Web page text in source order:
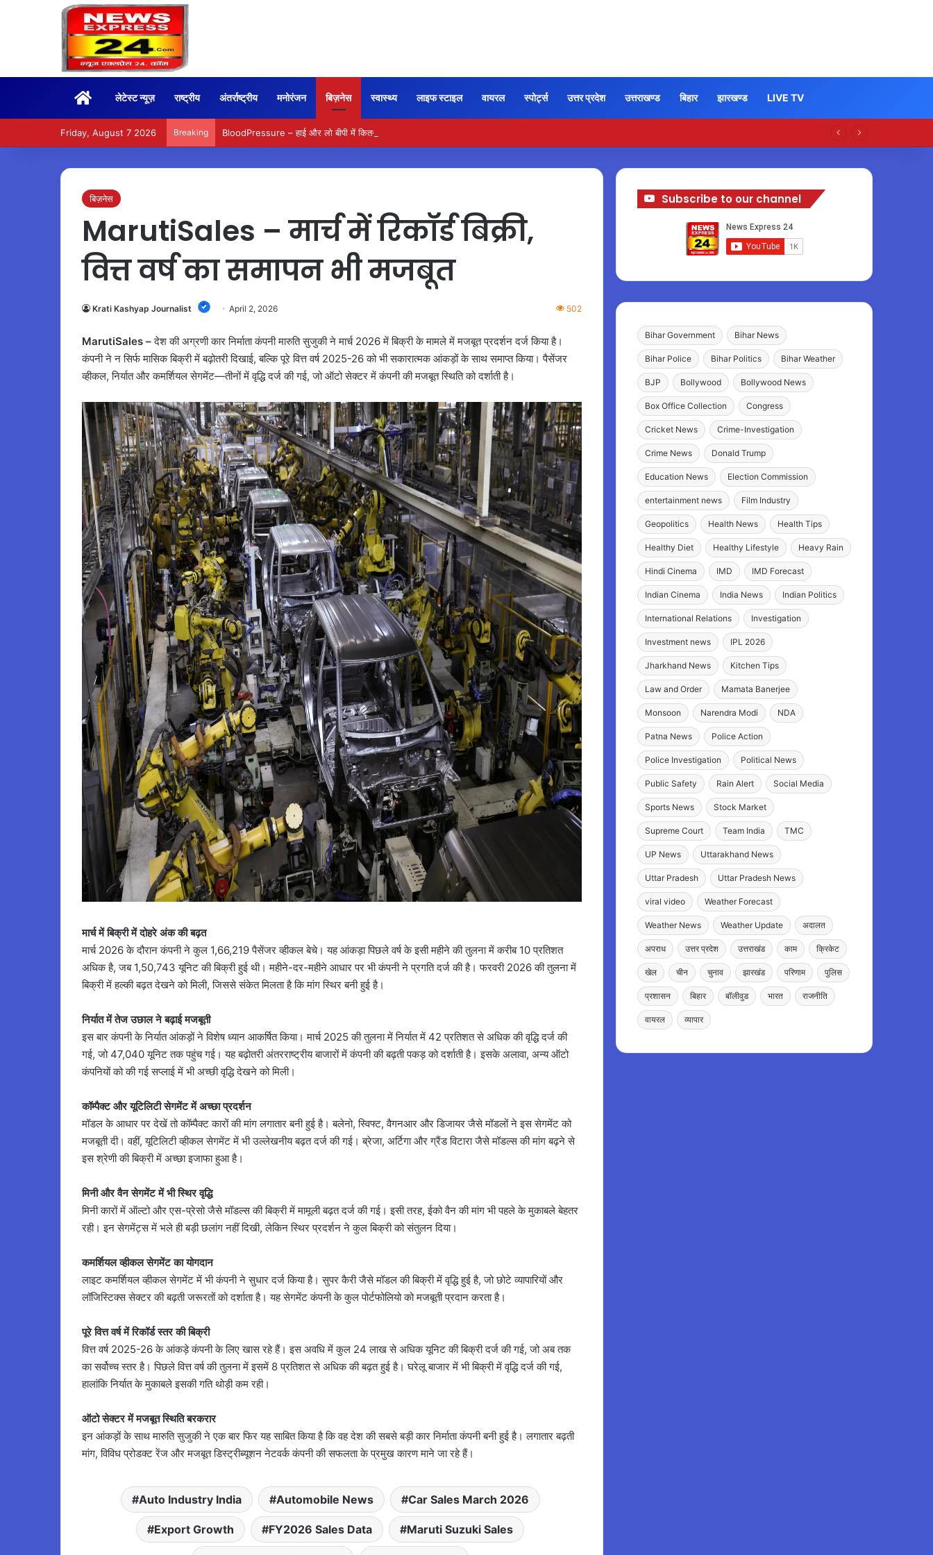
Homeलेटेस्ट न्यूज़ राष्ट्रीय अंतर्राष्ट्रीय मनोरंजन बिज़नेस स्वास्थ्य लाइफ स्टाइल वायरल स्पोर्ट्स उत्तर प्रदेश उत्तराखण्ड बिहार झारखण्ड LIVE TV
Friday, August 7 2026 Breaking BloodPressure – हाई और लो बीपी में कितना नमक खाना सही, डॉक्टर ने बताया सुरक्षित मात्रा…
बिज़नेस
MarutiSales – मार्च में रिकॉर्ड बिक्री,
वित्त वर्ष का समापन भी मजबूत
Krati Kashyap Journalist April 2, 2026 502
MarutiSales –देश की अग्रणी कार निर्माता कंपनी मारुति सुजुकी ने मार्च 2026 में बिक्री के मामले में मजबूत प्रदर्शन दर्ज किया है।
कंपनी ने न सिर्फ मासिक बिक्री में बढ़ोतरी दिखाई, बल्कि पूरे वित्त वर्ष 2025-26 को भी सकारात्मक आंकड़ों के साथ समाप्त किया। पैसेंजर
व्हीकल, निर्यात और कमर्शियल सेगमेंट—तीनों में वृद्धि दर्ज की गई, जो ऑटो सेक्टर में कंपनी की मजबूत स्थिति को दर्शाती है।
मार्च में बिक्री में दोहरे अंक की बढ़त
मार्च 2026 के दौरान कंपनी ने कुल 1,66,219 पैसेंजर व्हीकल बेचे। यह आंकड़ा पिछले वर्ष के इसी महीने की तुलना में करीब 10 प्रतिशत
अधिक है, जब 1,50,743 यूनिट की बिक्री हुई थी। महीने-दर-महीने आधार पर भी कंपनी ने प्रगति दर्ज की है। फरवरी 2026 की तुलना में
बिक्री में हल्की बढ़त देखने को मिली, जिससे संकेत मिलता है कि मांग स्थिर बनी हुई है।
निर्यात में तेज उछाल ने बढ़ाई मजबूती
इस बार कंपनी के निर्यात आंकड़ों ने विशेष ध्यान आकर्षित किया। मार्च 2025 की तुलना में निर्यात में 42 प्रतिशत से अधिक की वृद्धि दर्ज की
गई, जो 47,040 यूनिट तक पहुंच गई। यह बढ़ोतरी अंतरराष्ट्रीय बाजारों में कंपनी की बढ़ती पकड़ को दर्शाती है। इसके अलावा, अन्य ऑटो
कंपनियों को की गई सप्लाई में भी अच्छी वृद्धि देखने को मिली।
कॉम्पैक्ट और यूटिलिटी सेगमेंट में अच्छा प्रदर्शन
मॉडल के आधार पर देखें तो कॉम्पैक्ट कारों की मांग लगातार बनी हुई है। बलेनो, स्विफ्ट, वैगनआर और डिजायर जैसे मॉडलों ने इस सेगमेंट को
मजबूती दी। वहीं, यूटिलिटी व्हीकल सेगमेंट में भी उल्लेखनीय बढ़त दर्ज की गई। ब्रेजा, अर्टिगा और ग्रैंड विटारा जैसे मॉडल्स की मांग बढ़ने से
इस श्रेणी की बिक्री में अच्छा इजाफा हुआ है।
मिनी और वैन सेगमेंट में भी स्थिर वृद्धि
मिनी कारों में ऑल्टो और एस-प्रेसो जैसे मॉडल्स की बिक्री में मामूली बढ़त दर्ज की गई। इसी तरह, ईको वैन की मांग भी पहले के मुकाबले बेहतर
रही। इन सेगमेंट्स में भले ही बड़ी छलांग नहीं दिखी, लेकिन स्थिर प्रदर्शन ने कुल बिक्री को संतुलन दिया।
कमर्शियल व्हीकल सेगमेंट का योगदान
लाइट कमर्शियल व्हीकल सेगमेंट में भी कंपनी ने सुधार दर्ज किया है। सुपर कैरी जैसे मॉडल की बिक्री में वृद्धि हुई है, जो छोटे व्यापारियों और
लॉजिस्टिक्स सेक्टर की बढ़ती जरूरतों को दर्शाता है। यह सेगमेंट कंपनी के कुल पोर्टफोलियो को मजबूती प्रदान करता है।
पूरे वित्त वर्ष में रिकॉर्ड स्तर की बिक्री
वित्त वर्ष 2025-26 के आंकड़े कंपनी के लिए खास रहे हैं। इस अवधि में कुल 24 लाख से अधिक यूनिट की बिक्री दर्ज की गई, जो अब तक
का सर्वोच्च स्तर है। पिछले वित्त वर्ष की तुलना में इसमें 8 प्रतिशत से अधिक की बढ़त हुई है। घरेलू बाजार में भी बिक्री में वृद्धि दर्ज की गई,
हालांकि निर्यात के मुकाबले इसकी गति थोड़ी कम रही।
ऑटो सेक्टर में मजबूत स्थिति बरकरार
इन आंकड़ों के साथ मारुति सुजुकी ने एक बार फिर यह साबित किया है कि वह देश की सबसे बड़ी कार निर्माता कंपनी बनी हुई है। लगातार बढ़ती
मांग, विविध प्रोडक्ट रेंज और मजबूत डिस्ट्रीब्यूशन नेटवर्क कंपनी की सफलता के प्रमुख कारण माने जा रहे हैं।
Auto Industry India Automobile News Car Sales March 2026
Export Growth FY2026 Sales Data Maruti Suzuki Sales
Subscribe to our channel
Bihar Government Bihar News
Bihar Police Bihar Politics Bihar Weather
BJP Bollywood Bollywood News
Box Office Collection Congress
Cricket News Crime-Investigation
Crime News Donald Trump
Education News Election Commission
entertainment news Film Industry
Geopolitics Health News Health Tips
Healthy Diet Healthy Lifestyle Heavy Rain
Hindi Cinema IMD IMD Forecast
Indian Cinema India News Indian Politics
International Relations Investigation
Investment news IPL 2026
Jharkhand News Kitchen Tips
Law and Order Mamata Banerjee
Monsoon Narendra Modi NDA
Patna News Police Action
Police Investigation Political News
Public Safety Rain Alert Social Media
Sports News Stock Market
Supreme Court Team India TMC
UP News Uttarakhand News
Uttar Pradesh Uttar Pradesh News
viral video Weather Forecast
Weather News Weather Update अदालत
अपराध उत्तर प्रदेश उत्तराखंड काम क्रिकेट
खेल चीन चुनाव झारखंड परिणाम पुलिस
प्रशासन बिहार बॉलीवुड भारत राजनीति
वायरल व्यापार